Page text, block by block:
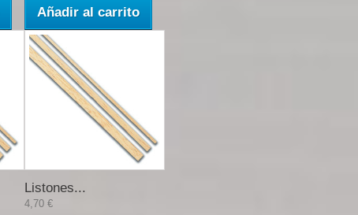
Añadir al carrito
Listones...
4,70 €